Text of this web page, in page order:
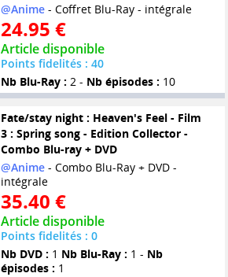
@Anime- Coffret Blu-Ray - intégrale
24.95 €
Article disponible
Points fidelités : 40
Nb Blu-Ray : 2 - Nb épisodes : 10
Fate/stay night : Heaven's Feel - Film
3 : Spring song - Edition Collector -
Combo Blu-ray + DVD
@Anime- Combo Blu-Ray + DVD -
intégrale
35.40 €
Article disponible
Points fidelités : 0
Nb DVD : 1 Nb Blu-Ray : 1 - Nb
épisodes : 1